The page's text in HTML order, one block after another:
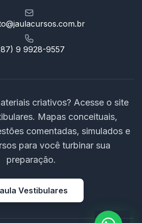
9 9928-9557
criativos? Acesse o site
Mapas conceituais,
comentadas, simulados e
para você turbinar sua
preparação.
Vestibulares